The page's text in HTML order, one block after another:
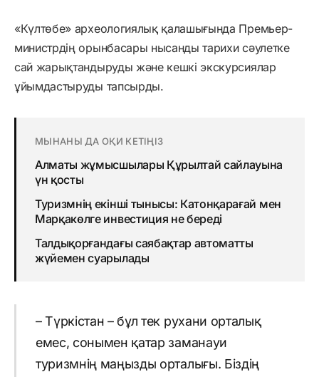
«Күлтөбе» археологиялық қалашығында Премьер-
министрдің орынбасары нысанды тарихи сәулетке
сай жарықтандыруды және кешкі экскурсиялар
ұйымдастыруды тапсырды.
МЫНАНЫ ДА ОҚИ КЕТІҢІЗ
Алматы жұмысшылары Құрылтай сайлауына
үн қосты
Туризмнің екінші тынысы: Катонқарағай мен
Марқакөлге инвестиция не береді
Талдықорғандағы саябақтар автоматты
жүйемен суарылады
– Түркістан – бұл тек рухани орталық
емес, сонымен қатар заманауи
туризмнің маңызды орталығы. Біздің